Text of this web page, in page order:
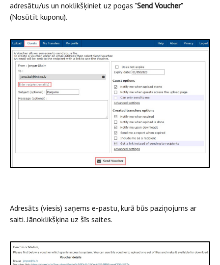
adresātu/us un noklikšķiniet uz pogas "Send Voucher"
(Nosūtīt kuponu).
Adresāts (viesis) saņems e-pastu, kurā būs paziņojums ar
saiti. Jānoklikšķina uz šīs saites.